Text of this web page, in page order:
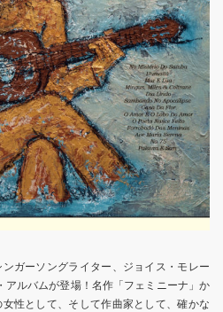
ガーソングライター、ジョイス・モレー
アルバムが登場！名作「フェミニーナ」か
性として、そして作曲家として、確かな